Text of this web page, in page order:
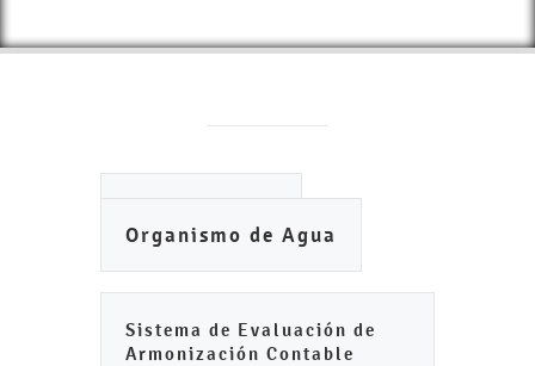
Organismo de Agua
Sistema de Evaluación de
Armonización Contable